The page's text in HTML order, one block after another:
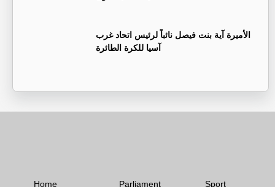
الأميرة آية بنت فيصل نائباً لرئيس اتحاد غرب
آسيا للكرة الطائرة
Home Parliament Sport